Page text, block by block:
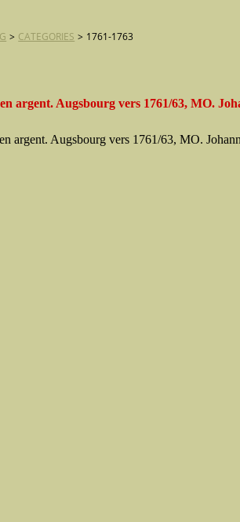
> CATEGORIES > 1761-1763
argent. Augsbourg vers 1761/63, MO.